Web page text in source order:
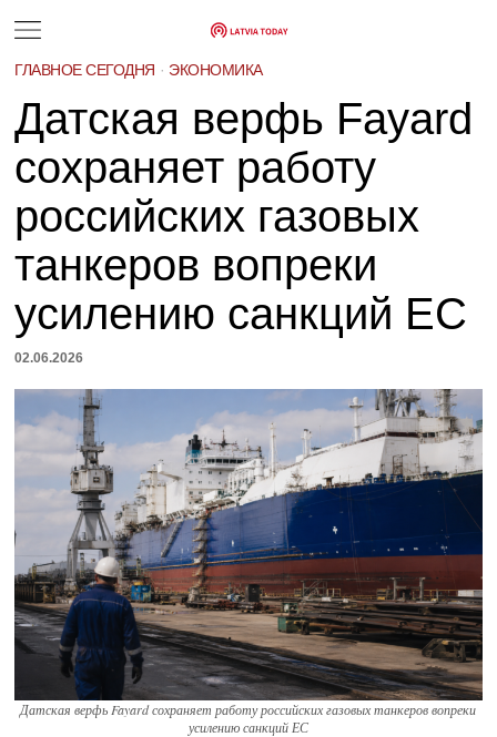
ГЛАВНОЕ СЕГОДНЯ · ЭКОНОМИКА
Датская верфь Fayard
сохраняет работу
российских газовых
танкеров вопреки
усилению санкций ЕС
02.06.2026
Датская верфь Fayard сохраняет работу российских газовых танкеров вопреки
усилению санкций ЕС